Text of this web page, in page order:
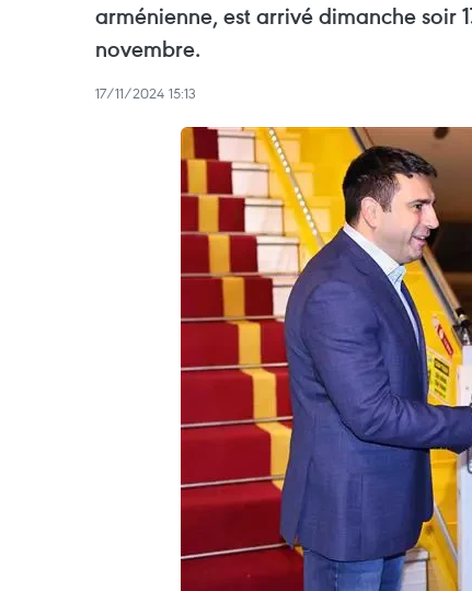
arménienne, est arrivé dimanche soir
novembre.
17/11/2024 15:13